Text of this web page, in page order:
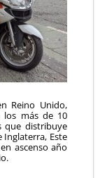
Reino Unido,
los más de 10
que distribuye
Este
ascenso año